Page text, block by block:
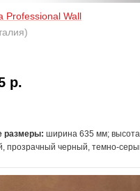
Professional Wall
р.
размеры: ширина 635 мм;
прозрачный черный, темно-